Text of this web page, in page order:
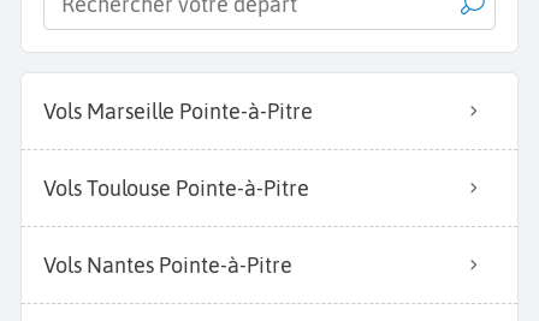
Vols Marseille Pointe-à-Pitre
Vols Toulouse Pointe-à-Pitre
Vols Nantes Pointe-à-Pitre